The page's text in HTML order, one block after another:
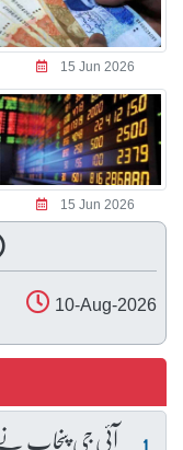
15 Jun 2026
15 Jun 2026
10-Aug-2026